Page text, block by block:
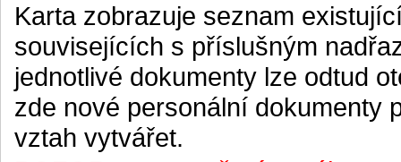
Karta zobrazuje seznam
souvisejících s příslušným
jednotlivé dokumenty lze odtud
zde nové personální dokumenty
vztah vytvářet.